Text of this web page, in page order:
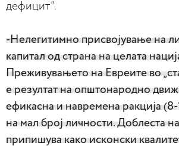
дефицит“.
-Нелегитимно присвојување на
капитал од страна на целата
Преживувањето на Евреите во
е резултат на општонародно
ефикасна и навремена ракција (8-
на мал број личности. Доблеста
припишува како исконски